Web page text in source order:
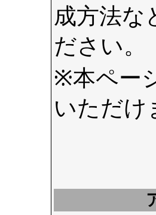
成方法な
ださい。
※本ペー
いただけ